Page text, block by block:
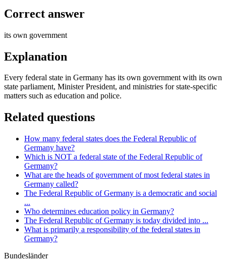
Correct answer
its own government
Explanation
Every federal state in Germany has its own government with its own
state parliament, Minister President, and ministries for state-specific
matters such as education and police.
Related questions
How many federal states does the Federal Republic of
Germany have?
Which is NOT a federal state of the Federal Republic of
Germany?
What are the heads of government of most federal states in
Germany called?
The Federal Republic of Germany is a democratic and social
...
Who determines education policy in Germany?
The Federal Republic of Germany is today divided into ...
What is primarily a responsibility of the federal states in
Germany?
Bundesländer